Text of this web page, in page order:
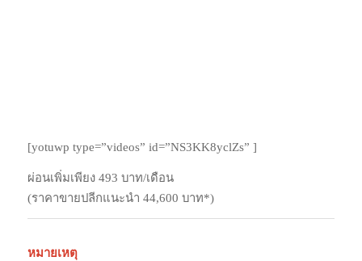
[yotuwp type=”videos” id=”NS3KK8yclZs” ]
ผ่อนเพิ่มเพียง 493 บาท/เดือน
(ราคาขายปลีกแนะนำ 44,600 บาท*)
หมายเหตุ